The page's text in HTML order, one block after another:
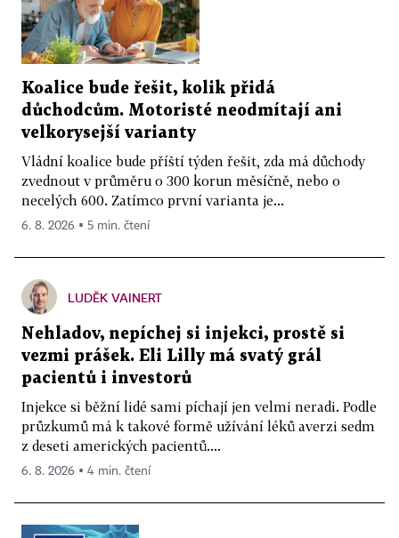
Koalice bude řešit, kolik přidá
důchodcům. Motoristé neodmítají ani
velkorysejší varianty
Vládní koalice bude příští týden řešit, zda má důchody
zvednout v průměru o 300 korun měsíčně, nebo o
necelých 600. Zatímco první varianta je...
6. 8. 2026 ▪ 5 min. čtení
LUDĚK VAINERT
Nehladov, nepíchej si injekci, prostě si
vezmi prášek. Eli Lilly má svatý grál
pacientů i investorů
Injekce si běžní lidé sami píchají jen velmi neradi. Podle
průzkumů má k takové formě užívání léků averzi sedm
z deseti amerických pacientů....
6. 8. 2026 ▪ 4 min. čtení